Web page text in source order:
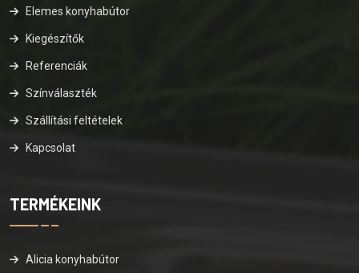
Elemes konyhabútor
Kiegészítők
Referenciák
Színválaszték
Szállítási feltételek
Kapcsolat
TERMÉKEINK
Alicia konyhabútor